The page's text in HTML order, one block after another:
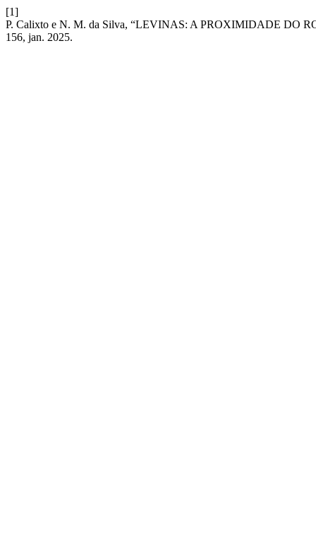
[1]
P. Calixto e N. M. da Silva, “LEVINAS: A PROXIMIDADE DO
156, jan. 2025.